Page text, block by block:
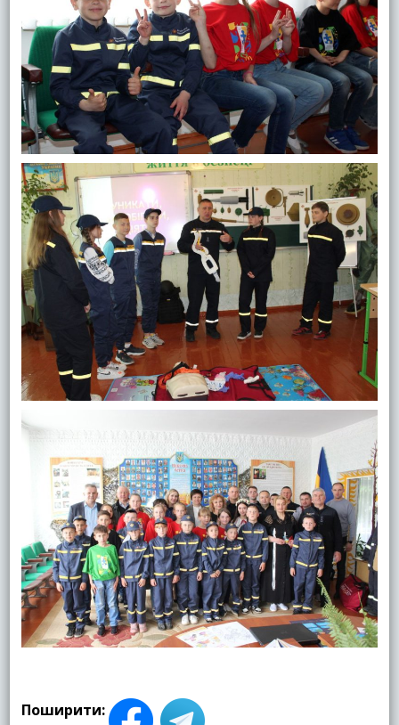
Поширити: